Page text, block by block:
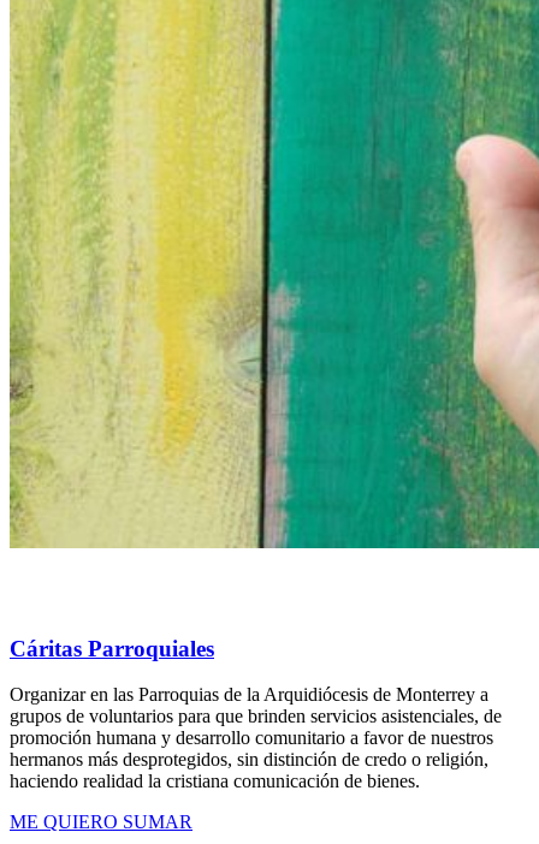
Cáritas Parroquiales
Organizar en las Parroquias de la Arquidiócesis de Monterrey a
grupos de voluntarios para que brinden servicios asistenciales, de
promoción humana y desarrollo comunitario a favor de nuestros
hermanos más desprotegidos, sin distinción de credo o religión,
haciendo realidad la cristiana comunicación de bienes.
ME QUIERO SUMAR